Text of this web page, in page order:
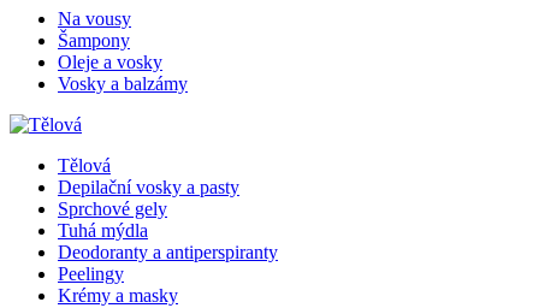
Na vousy
Šampony
Oleje a vosky
Vosky a balzámy
Tělová
Depilační vosky a pasty
Sprchové gely
Tuhá mýdla
Deodoranty a antiperspiranty
Peelingy
Krémy a masky